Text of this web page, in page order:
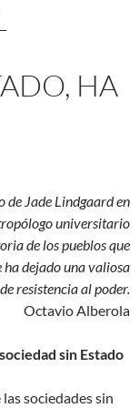
HA
Jade Lindgaard en
universitario
de los pueblos que
dejado una valiosa
resistencia al poder.
Octavio Alberola
sin Estado
sociedades sin